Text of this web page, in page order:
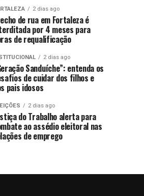
2 dias ago
de rua em Fortaleza é
por 4 meses para
de requalificação
2 dias ago
Sanduíche”: entenda os
de cuidar dos filhos e
pais idosos
2 dias ago
do Trabalho alerta para
ao assédio eleitoral nas
de emprego